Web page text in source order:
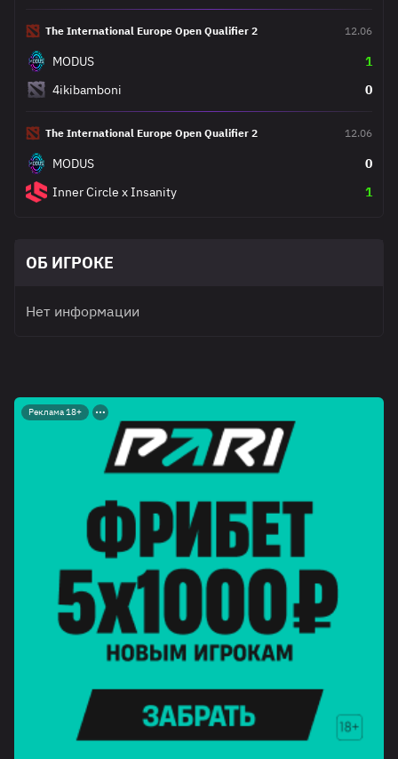
The International Europe Open Qualifier 2 12.06
MODUS
1
4ikibamboni
0
The International Europe Open Qualifier 2 12.06
MODUS
0
Inner Circle x Insanity
1
ОБ ИГРОКЕ
Нет информации
Реклама 18+